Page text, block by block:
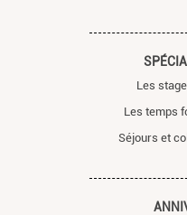
Les
Les temps
Séjours et